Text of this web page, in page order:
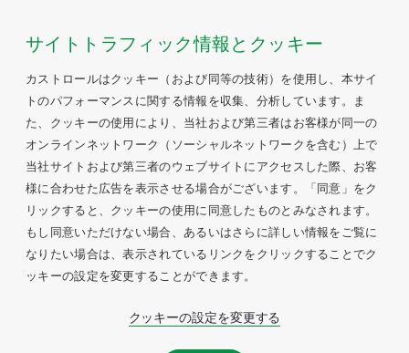
サイトトラフィック情報とクッキー
カストロールはクッキー（および同等の技術）を使用し、本サイ
トのパフォーマンスに関する情報を収集、分析しています。ま
た、クッキーの使用により、当社および第三者はお客様が同一の
オンラインネットワーク（ソーシャルネットワークを含む）上で
当社サイトおよび第三者のウェブサイトにアクセスした際、お客
様に合わせた広告を表示させる場合がございます。「同意」をク
リックすると、クッキーの使用に同意したものとみなされます。
もし同意いただけない場合、あるいはさらに詳しい情報をご覧に
なりたい場合は、表示されているリンクをクリックすることでク
ッキーの設定を変更することができます。
クッキーの設定を変更する